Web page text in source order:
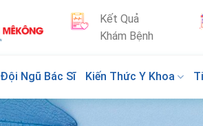
Kết Quả
Khám Bệnh
Đội Ngũ Bác Sĩ Kiến Thức Y Khoa